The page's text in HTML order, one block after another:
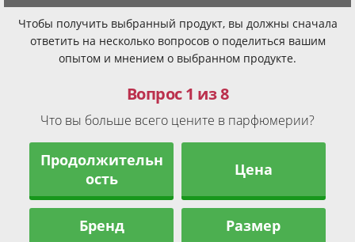
Чтобы получить выбранный продукт, вы должны сначала
ответить на несколько вопросов о поделиться вашим
опытом и мнением о выбранном продукте.
Вопрос 1 из 8
Что вы больше всего цените в парфюмерии?
Продолжительн
ость
Цена
Бренд Размер